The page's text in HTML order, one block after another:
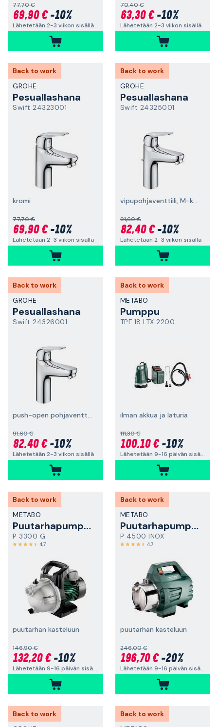
77,70 €
69,90 €-10%
Lähetetään 2-3 viikon sisällä
70,40 €
63,30 €-10%
Lähetetään 2-3 viikon sisällä
Back to work
GROHE
Pesuallashana
Swift 24323001
kromi
77,70 €
69,90 €-10%
Lähetetään 2-3 viikon sisällä
Back to work
GROHE
Pesuallashana
Swift 24325001
vipupohjaventtiili, M-koko, kromi
91,60 €
82,40 €-10%
Lähetetään 2-3 viikon sisällä
Back to work
GROHE
Pesuallashana
Swift 24326001
push-open pohjaventtiili, M-koko, kromi
91,60 €
82,40 €-10%
Lähetetään 2-3 viikon sisällä
Back to work
METABO
Pumppu
TPF 18 LTX 2200
ilman akkua ja laturia
111,30 €
100,10 €-10%
Lähetetään 9-16 päivän sisällä
Back to work
METABO
Puutarhapumppu
P 3300 G
4,7
puutarhan kasteluun
146,90 €
132,20 €-10%
Lähetetään 9-16 päivän sisällä
Back to work
METABO
Puutarhapumppu
P 4500 INOX
4,7
puutarhan kasteluun
246,00 €
196,70 €-20%
Lähetetään 9-16 päivän sisällä
Back to work
Back to work